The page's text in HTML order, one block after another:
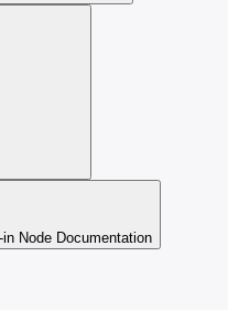
Node Documentation